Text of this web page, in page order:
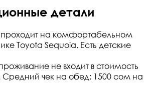
детали
проходит на комфортабельном
Toyota Sequoia. Есть детские
не входит в стоимость
Средний чек на обед: 1500 сом на